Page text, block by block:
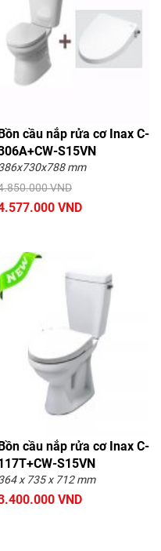
Bồn cầu nắp rửa cơ Inax C-
S15VN
mm
VND
VND
Bồn cầu nắp rửa cơ Inax C-
S15VN
x 735 x 712 mm
VND